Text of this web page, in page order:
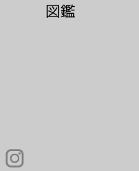
図鑑